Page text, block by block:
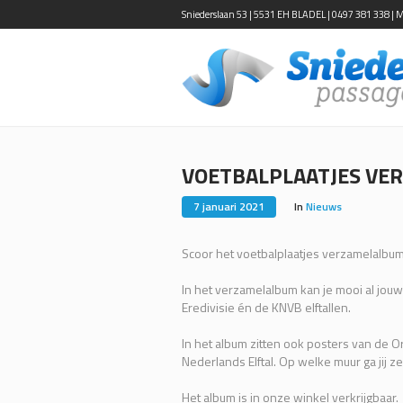
Sniederslaan 53 | 5531 EH BLADEL | 0497 381 338 |
VOETBALPLAATJES
7 januari 2021 In Nieuws
Scoor het voetbalplaatjes
In het verzamelalbum kan je mooi al
Eredivisie én de KNVB elftallen.
In het album zitten ook posters van de
Nederlands Elftal. Op welke muur ga jij
Het album is in onze winkel verkrijgbaar.